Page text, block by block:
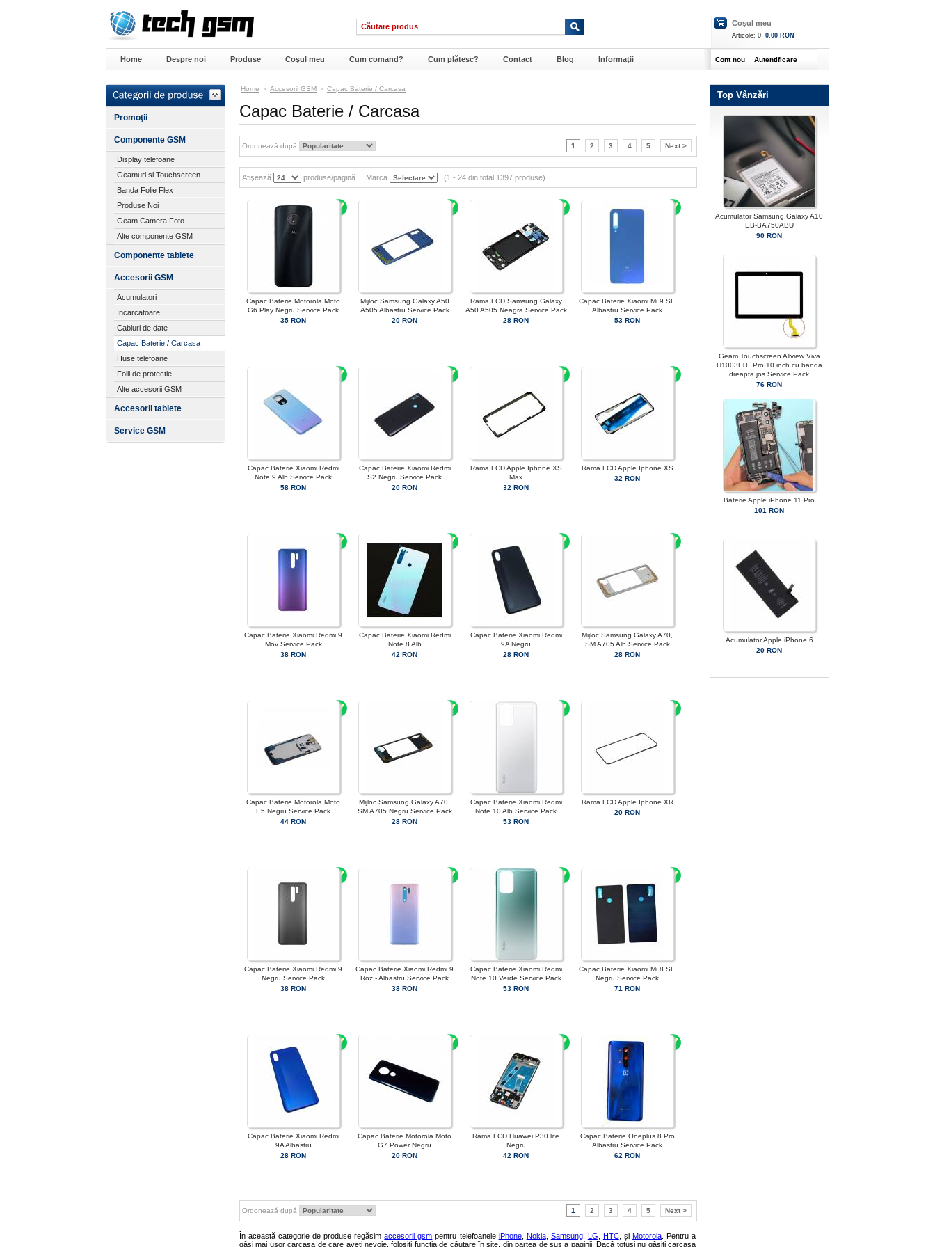
Coşul meu
Articole: 0 0.00 RON
Home Despre noi Produse Coşul meu Cum comand? Cum plătesc? Contact Blog Informaţii Cont nou Autentificare
Promoţii
Componente GSM
Display telefoane
Geamuri si Touchscreen
Banda Folie Flex
Produse Noi
Geam Camera Foto
Alte componente GSM
Componente tablete
Accesorii GSM
Acumulatori
Incarcatoare
Cabluri de date
Capac Baterie / Carcasa
Huse telefoane
Folii de protectie
Alte accesorii GSM
Accesorii tablete
Service GSM
Home » Accesorii GSM » Capac Baterie / Carcasa
Capac Baterie / Carcasa
Ordonează după 1 2 3 4 5 Next >
Afişează produse/pagină Marca (1 - 24 din total 1397 produse)
Capac Baterie Motorola Moto
G6 Play Negru Service Pack
35 RON
Mijloc Samsung Galaxy A50
A505 Albastru Service Pack
20 RON
Rama LCD Samsung Galaxy
A50 A505 Neagra Service Pack
28 RON
Capac Baterie Xiaomi Mi 9 SE
Albastru Service Pack
53 RON
Capac Baterie Xiaomi Redmi
Note 9 Alb Service Pack
58 RON
Capac Baterie Xiaomi Redmi
S2 Negru Service Pack
20 RON
Rama LCD Apple Iphone XS
Max
32 RON
Rama LCD Apple Iphone XS
32 RON
Capac Baterie Xiaomi Redmi 9
Mov Service Pack
38 RON
Capac Baterie Xiaomi Redmi
Note 8 Alb
42 RON
Capac Baterie Xiaomi Redmi
9A Negru
28 RON
Mijloc Samsung Galaxy A70,
SM A705 Alb Service Pack
28 RON
Capac Baterie Motorola Moto
E5 Negru Service Pack
44 RON
Mijloc Samsung Galaxy A70,
SM A705 Negru Service Pack
28 RON
Capac Baterie Xiaomi Redmi
Note 10 Alb Service Pack
53 RON
Rama LCD Apple Iphone XR
20 RON
Capac Baterie Xiaomi Redmi 9
Negru Service Pack
38 RON
Capac Baterie Xiaomi Redmi 9
Roz - Albastru Service Pack
38 RON
Capac Baterie Xiaomi Redmi
Note 10 Verde Service Pack
53 RON
Capac Baterie Xiaomi Mi 8 SE
Negru Service Pack
71 RON
Capac Baterie Xiaomi Redmi
9A Albastru
28 RON
Capac Baterie Motorola Moto
G7 Power Negru
20 RON
Rama LCD Huawei P30 lite
Negru
42 RON
Capac Baterie Oneplus 8 Pro
Albastru Service Pack
62 RON
Ordonează după 1 2 3 4 5 Next >
În această categorie de produse regăsimaccesorii gsm pentru telefoanele iPhone, Nokia, Samsung, LG HTC, și Motorola. Pentru a
găsi mai ușor carcasa de care aveți nevoie, folosiți funcția de căutare în site, din partea de sus a paginii. Dacă totuși nu găsiți carcasa
Top Vânzări
Acumulator Samsung Galaxy A10
EB-BA750ABU
90 RON
Geam Touchscreen Allview Viva
H1003LTE Pro 10 inch cu banda
dreapta jos Service Pack
76 RON
Baterie Apple iPhone 11 Pro
101 RON
Acumulator Apple iPhone 6
20 RON